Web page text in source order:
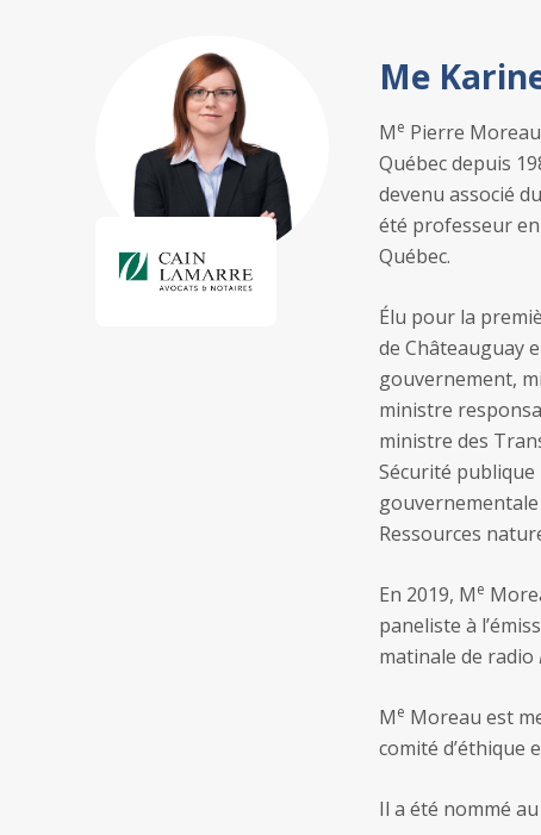
Me
Me Pierre
Québec depuis
devenu associé
été professeur
Québec.
Élu pour la
de Châteauguay
gouvernement,
ministre
ministre des
Sécurité
Ressources
En 2019, Me
paneliste à
matinale de radio
Me Moreau est
comité d’éthique
Il a été nommé